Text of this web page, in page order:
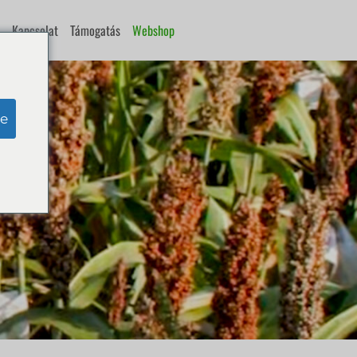
Kapcsolat Támogatás Webshop